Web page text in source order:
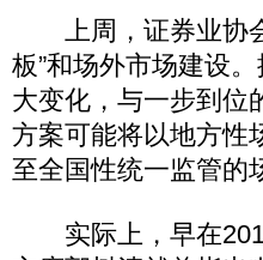
上周，证券业协会
板”和场外市场建设
大变化，与一步到位
方案可能将以地方性
至全国性统一监管的
实际上，早在